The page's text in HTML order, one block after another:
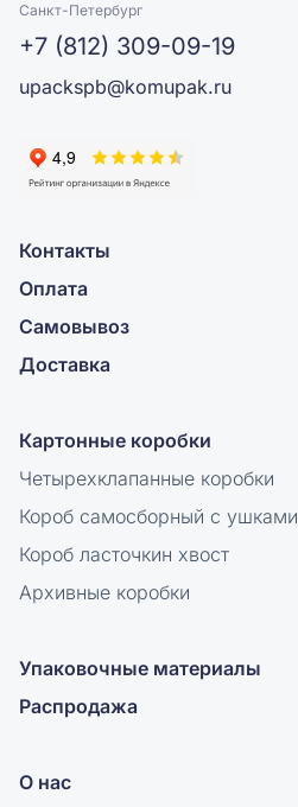
Санкт-Петербург
+7 (812) 309-09-19
upackspb@komupak.ru
Контакты
Оплата
Самовывоз
Доставка
Картонные коробки
Четырехклапанные коробки
Короб самосборный с ушками
Короб ласточкин хвост
Архивные коробки
Упаковочные материалы
Распродажа
О нас